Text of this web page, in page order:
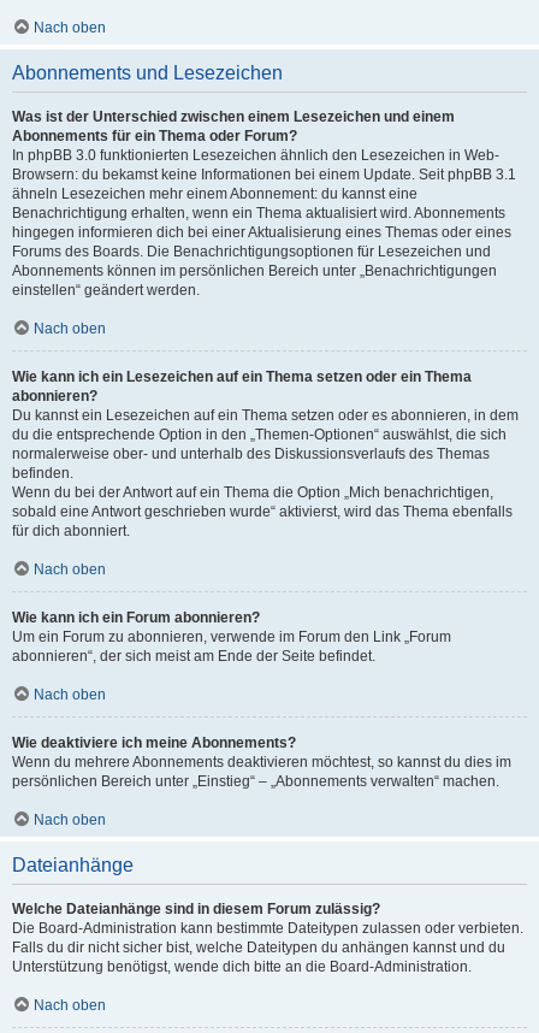
Nach oben
Abonnements und Lesezeichen
Was ist der Unterschied zwischen einem Lesezeichen und einem
Abonnements für ein Thema oder Forum?
In phpBB 3.0 funktionierten Lesezeichen ähnlich den Lesezeichen in Web-
Browsern: du bekamst keine Informationen bei einem Update. Seit phpBB 3.1
ähneln Lesezeichen mehr einem Abonnement: du kannst eine
Benachrichtigung erhalten, wenn ein Thema aktualisiert wird. Abonnements
hingegen informieren dich bei einer Aktualisierung eines Themas oder eines
Forums des Boards. Die Benachrichtigungsoptionen für Lesezeichen und
Abonnements können im persönlichen Bereich unter „Benachrichtigungen
einstellen“ geändert werden.
Nach oben
Wie kann ich ein Lesezeichen auf ein Thema setzen oder ein Thema
abonnieren?
Du kannst ein Lesezeichen auf ein Thema setzen oder es abonnieren, in dem
du die entsprechende Option in den „Themen-Optionen“ auswählst, die sich
normalerweise ober- und unterhalb des Diskussionsverlaufs des Themas
befinden.
Wenn du bei der Antwort auf ein Thema die Option „Mich benachrichtigen,
sobald eine Antwort geschrieben wurde“ aktivierst, wird das Thema ebenfalls
für dich abonniert.
Nach oben
Wie kann ich ein Forum abonnieren?
Um ein Forum zu abonnieren, verwende im Forum den Link „Forum
abonnieren“, der sich meist am Ende der Seite befindet.
Nach oben
Wie deaktiviere ich meine Abonnements?
Wenn du mehrere Abonnements deaktivieren möchtest, so kannst du dies im
persönlichen Bereich unter „Einstieg“ – „Abonnements verwalten“ machen.
Nach oben
Dateianhänge
Welche Dateianhänge sind in diesem Forum zulässig?
Die Board-Administration kann bestimmte Dateitypen zulassen oder verbieten.
Falls du dir nicht sicher bist, welche Dateitypen du anhängen kannst und du
Unterstützung benötigst, wende dich bitte an die Board-Administration.
Nach oben